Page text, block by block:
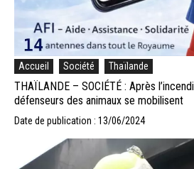
Accueil Société Thaïlande
THAÏLANDE – SOCIÉTÉ : Après
défenseurs des animaux se mobilisent
Date de publication : 13/06/2024